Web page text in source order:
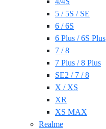
5 / 5S / SE
6 / 6S
6 Plus / 6S Plus
7 / 8
7 Plus / 8 Plus
SE2 / 7 / 8
X / XS
XR
XS MAX
Realme